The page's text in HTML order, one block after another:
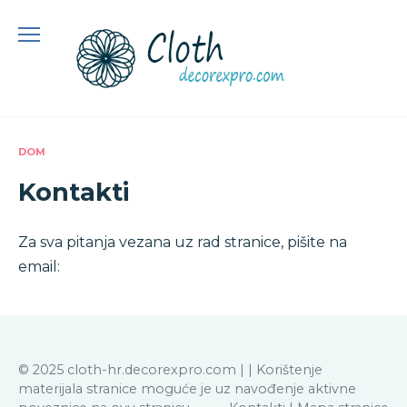
DOM
Kontakti
Za sva pitanja vezana uz rad stranice, pišite na
email:
© 2025 cloth-hr.decorexpro.com | | Korištenje
materijala stranice moguće je uz navođenje aktivne